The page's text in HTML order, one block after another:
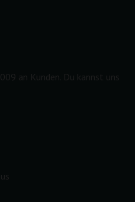
an Kunden. Du kannst uns